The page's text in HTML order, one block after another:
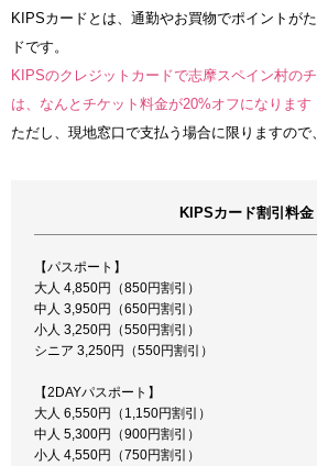
KIPSカードとは、通勤やお買物でポイントが
ドです。
KIPSのクレジットカードで志摩スペイン村の
は、なんとチケット料金が20%オフになります
ただし、現地窓口で支払う場合に限りますので
KIPSカード割引料金
【パスポート】
大人 4,850円（850円割引）
中人 3,950円（650円割引）
小人 3,250円（550円割引）
シニア 3,250円（550円割引）
【2DAYパスポート】
大人 6,550円（1,150円割引）
中人 5,300円（900円割引）
小人 4,550円（750円割引）